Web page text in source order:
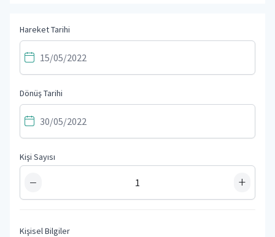
Hareket Tarihi
Dönüş Tarihi
Kişi Sayısı
− +
Kişisel Bilgiler